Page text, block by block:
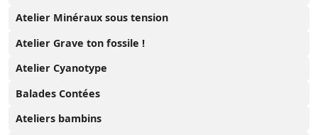
Atelier Minéraux sous tension
Atelier Grave ton fossile !
Atelier Cyanotype
Balades Contées
Ateliers bambins